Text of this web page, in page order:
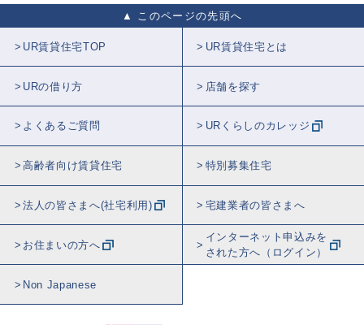
このページの先頭へ
UR賃貸住宅TOP UR賃貸住宅とは
URの借り方 店舗を探す
よくあるご質問 URくらしのカレッジ
高齢者向け賃貸住宅 特別募集住宅
法人の皆さまへ(社宅利用) 宅建業者の皆さまへ
お住まいの方へ
インターネット申込みを
された方へ（ログイン）
Non Japanese